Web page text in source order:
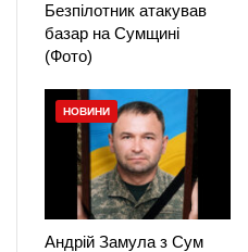
Безпілотник атакував
базар на Сумщині
(Фото)
НОВИНИ
Андрій Замула з Сум